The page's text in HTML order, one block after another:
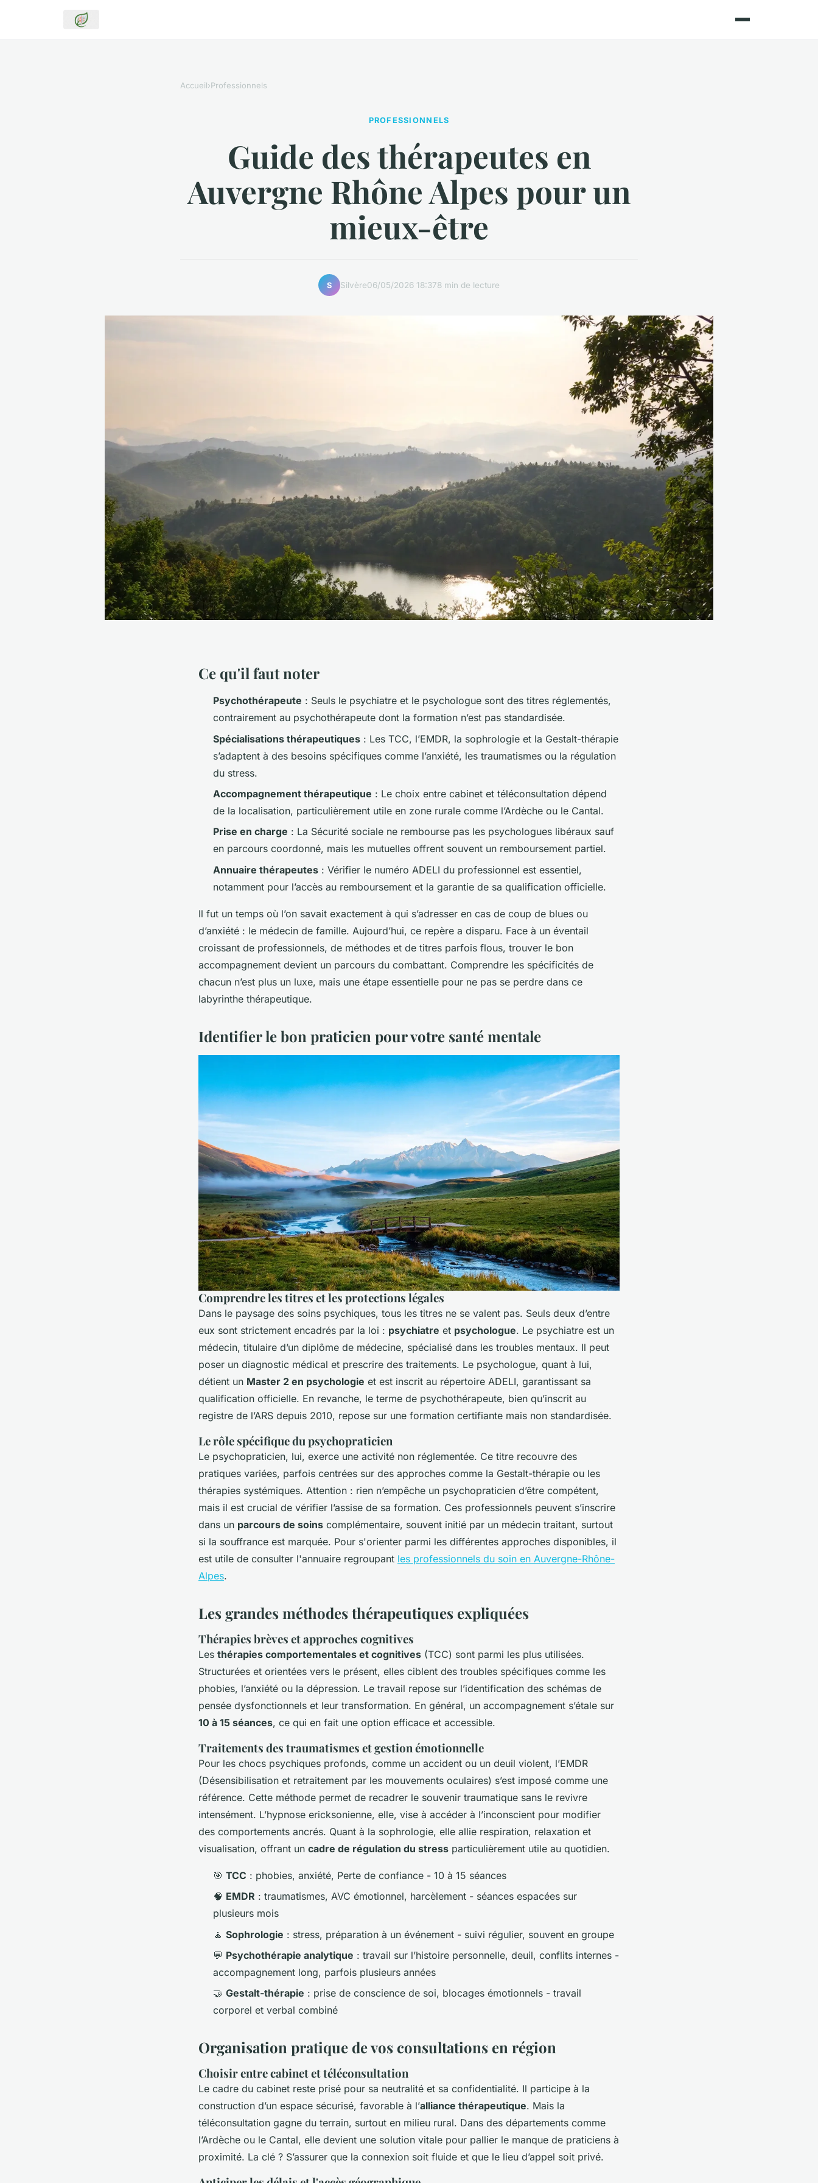
Accueil›Professionnels
PROFESSIONNELS
Guide des thérapeutes en
Auvergne Rhône Alpes pour un
mieux-être
S Silvère06/05/2026 18:378 min de lecture
Ce qu'il faut noter
Psychothérapeute : Seuls le psychiatre et le psychologue sont des titres réglementés,
contrairement au psychothérapeute dont la formation n’est pas standardisée.
Spécialisations thérapeutiques : Les TCC, l’EMDR, la sophrologie et la Gestalt-thérapie
s’adaptent à des besoins spécifiques comme l’anxiété, les traumatismes ou la régulation
du stress.
Accompagnement thérapeutique : Le choix entre cabinet et téléconsultation dépend
de la localisation, particulièrement utile en zone rurale comme l’Ardèche ou le Cantal.
Prise en charge : La Sécurité sociale ne rembourse pas les psychologues libéraux sauf
en parcours coordonné, mais les mutuelles offrent souvent un remboursement partiel.
Annuaire thérapeutes : Vérifier le numéro ADELI du professionnel est essentiel,
notamment pour l’accès au remboursement et la garantie de sa qualification officielle.
Il fut un temps où l’on savait exactement à qui s’adresser en cas de coup de blues ou
d’anxiété : le médecin de famille. Aujourd’hui, ce repère a disparu. Face à un éventail
croissant de professionnels, de méthodes et de titres parfois flous, trouver le bon
accompagnement devient un parcours du combattant. Comprendre les spécificités de
chacun n’est plus un luxe, mais une étape essentielle pour ne pas se perdre dans ce
labyrinthe thérapeutique.
Identifier le bon praticien pour votre santé mentale
Comprendre les titres et les protections légales
Dans le paysage des soins psychiques, tous les titres ne se valent pas. Seuls deux d’entre
eux sont strictement encadrés par la loi : psychiatre et psychologue. Le psychiatre est un
médecin, titulaire d’un diplôme de médecine, spécialisé dans les troubles mentaux. Il peut
poser un diagnostic médical et prescrire des traitements. Le psychologue, quant à lui,
détient un Master 2 en psychologie et est inscrit au répertoire ADELI, garantissant sa
qualification officielle. En revanche, le terme de psychothérapeute, bien qu’inscrit au
registre de l’ARS depuis 2010, repose sur une formation certifiante mais non standardisée.
Le rôle spécifique du psychopraticien
Le psychopraticien, lui, exerce une activité non réglementée. Ce titre recouvre des
pratiques variées, parfois centrées sur des approches comme la Gestalt-thérapie ou les
thérapies systémiques. Attention : rien n’empêche un psychopraticien d’être compétent,
mais il est crucial de vérifier l’assise de sa formation. Ces professionnels peuvent s’inscrire
dans un parcours de soins complémentaire, souvent initié par un médecin traitant, surtout
si la souffrance est marquée. Pour s'orienter parmi les différentes approches disponibles, il
est utile de consulter l'annuaire regroupant les professionnels du soin en Auvergne-Rhône-
Alpes.
Les grandes méthodes thérapeutiques expliquées
Thérapies brèves et approches cognitives
Les thérapies comportementales et cognitives (TCC) sont parmi les plus utilisées.
Structurées et orientées vers le présent, elles ciblent des troubles spécifiques comme les
phobies, l’anxiété ou la dépression. Le travail repose sur l’identification des schémas de
pensée dysfonctionnels et leur transformation. En général, un accompagnement s’étale sur
10 à 15 séances, ce qui en fait une option efficace et accessible.
Traitements des traumatismes et gestion émotionnelle
Pour les chocs psychiques profonds, comme un accident ou un deuil violent, l’EMDR
(Désensibilisation et retraitement par les mouvements oculaires) s’est imposé comme une
référence. Cette méthode permet de recadrer le souvenir traumatique sans le revivre
intensément. L’hypnose ericksonienne, elle, vise à accéder à l’inconscient pour modifier
des comportements ancrés. Quant à la sophrologie, elle allie respiration, relaxation et
visualisation, offrant un cadre de régulation du stress particulièrement utile au quotidien.
🎯 TCC : phobies, anxiété, Perte de confiance - 10 à 15 séances
🧠 EMDR : traumatismes, AVC émotionnel, harcèlement - séances espacées sur
plusieurs mois
🧘 Sophrologie : stress, préparation à un événement - suivi régulier, souvent en groupe
💬 Psychothérapie analytique : travail sur l’histoire personnelle, deuil, conflits internes -
accompagnement long, parfois plusieurs années
🤝 Gestalt-thérapie : prise de conscience de soi, blocages émotionnels - travail
corporel et verbal combiné
Organisation pratique de vos consultations en région
Choisir entre cabinet et téléconsultation
Le cadre du cabinet reste prisé pour sa neutralité et sa confidentialité. Il participe à la
construction d’un espace sécurisé, favorable à l’alliance thérapeutique. Mais la
téléconsultation gagne du terrain, surtout en milieu rural. Dans des départements comme
l’Ardèche ou le Cantal, elle devient une solution vitale pour pallier le manque de praticiens à
proximité. La clé ? S’assurer que la connexion soit fluide et que le lieu d’appel soit privé.